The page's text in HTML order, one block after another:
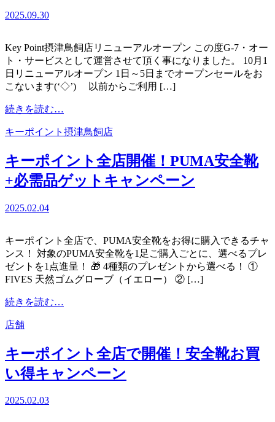
ら
街
へ、
新
い
一
歩
が
始
ま
2025.09.30
Key Point摂津鳥飼店リニューアルオープン この度G-7・オー
ト・サービスとして運営させて頂く事になりました。 10月1
日リニューアルオープン 1日～5日までオープンセールをお
こないます(‘◇’)ゞ 以前からご利用 […]
続きを読む…
Point
津
鳥
飼
ー
ア
ル
オ
プ
キーポイント摂津鳥飼店
キーポイント全店開催！PUMA安全靴
+必需品ゲットキャンペーン
2025.02.04
キーポイント全店で、PUMA安全靴をお得に購入できるチャ
ンス！ 対象のPUMA安全靴を1足ご購入ごとに、選べるプレ
ゼントを1点進呈！ 🎁 4種類のプレゼントから選べる！ ①
FIVES 天然ゴムグローブ（イエロー） ② […]
続きを読む…
イ
ン
ト
店舗
キーポイント全店で開催！安全靴お買
い得キャンペーン
2025.02.03